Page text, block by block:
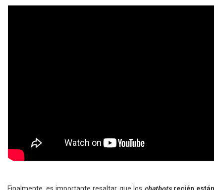
Finalmente, es importante resaltar que los chatbots recién están